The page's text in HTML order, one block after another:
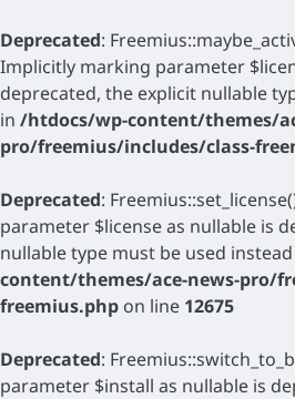
Deprecated:
Implicitly marking parameter
deprecated, the explicit nullable
in /htdocs/wp-content/themes/
pro/freemius/includes/class-
Deprecated:
parameter $license as nullable is
nullable type must be used
content/themes/ace-news-pro/
freemius.php on line 12675
Deprecated:
parameter $install as nullable is